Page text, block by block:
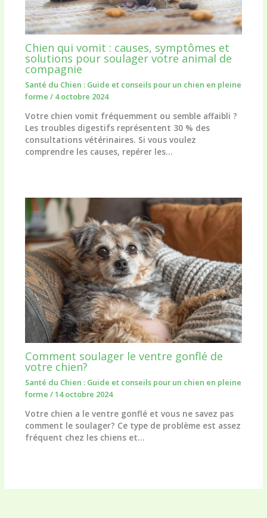
Chien qui vomit : causes, symptômes et
solutions pour soulager votre animal de
compagnie
Santé du Chien : Guide et conseils pour un chien en pleine
forme / 4 octobre 2024
Votre chien vomit fréquemment ou semble affaibli ?
Les troubles digestifs représentent 30 % des
consultations vétérinaires. Si vous voulez
comprendre les causes, repérer les…
Comment soulager le ventre gonflé de
votre chien?
Santé du Chien : Guide et conseils pour un chien en pleine
forme /14 octobre 2024
Votre chien a le ventre gonflé et vous ne savez pas
comment le soulager? Ce type de problème est assez
fréquent chez les chiens et…